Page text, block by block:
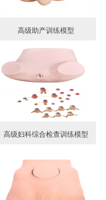
高级助产训练模型
高级妇科综合检查训练模型